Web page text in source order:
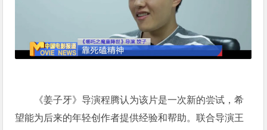
《姜子牙》导演程腾认为该片是一次新的尝试，希
望能为后来的年轻创作者提供经验和帮助。联合导演王